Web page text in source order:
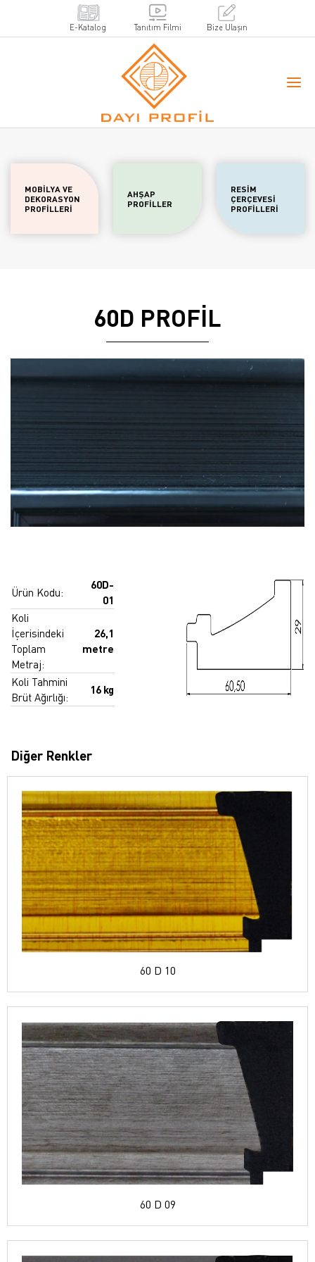
E-Katalog Tanıtım Filmi Bize Ulaşın
MOBİLYA VE
DEKORASYON
PROFİLLERİ
AHŞAP
PROFİLLER
RESİM
ÇERÇEVESİ
PROFİLLERİ
60D PROFİL
Ürün Kodu:
60D-
01
Koli
İçerisindeki
Toplam
Metraj:
26,1
metre
Koli Tahmini
Brüt Ağırlığı:
16 kg
Diğer Renkler
60 D 10
60 D 09